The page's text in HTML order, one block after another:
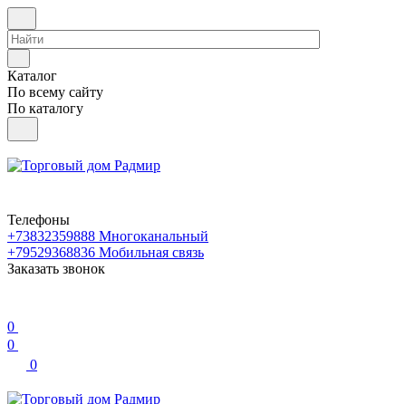
Каталог
По всему сайту
По каталогу
Телефоны
+73832359888 Многоканальный
+79529368836 Мобильная связь
Заказать звонок
0
0
0